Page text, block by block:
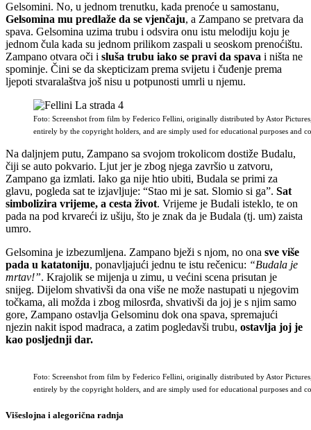
Gelsomini. No, u jednom trenutku, kada prenoće u samostanu,
Gelsomina mu predlaže da se vjenčaju, a Zampano se pretvara da
spava. Gelsomina uzima trubu i odsvira onu istu melodiju koju je
jednom čula kada su jednom prilikom zaspali u seoskom prenoćištu.
Zampano otvara oči i sluša trubu iako se pravi da spava i ništa ne
spominje. Čini se da skepticizam prema svijetu i čuđenje prema
ljepoti stvaralaštva još nisu u potpunosti umrli u njemu.
Foto: Screenshot from film by Federico Fellini, originally distributed by Astor
entirely by the copyright holders, and are simply used for educational purposes and
Na daljnjem putu, Zampano sa svojom trokolicom dostiže Budalu,
čiji se auto pokvario. Ljut jer je zbog njega završio u zatvoru,
Zampano ga izmlati. Iako ga nije htio ubiti, Budala se primi za
glavu, pogleda sat te izjavljuje: “Stao mi je sat. Slomio si ga”. Sat
simbolizira vrijeme, a cesta život. Vrijeme je Budali isteklo, te on
pada na pod krvareći iz ušiju, što je znak da je Budala (tj. um) zaista
umro.
Gelsomina je izbezumljena. Zampano bježi s njom, no ona sve više
pada u katatoniju, ponavljajući jednu te istu rečenicu: “Budala je
mrtav!”. Krajolik se mijenja u zimu, u većini scena prisutan je
snijeg. Dijelom shvativši da ona više ne može nastupati u njegovim
točkama, ali možda i zbog milosrđa, shvativši da joj je s njim samo
gore, Zampano ostavlja Gelsominu dok ona spava, spremajući
njezin nakit ispod madraca, a zatim pogledavši trubu, ostavlja joj je
kao posljednji dar.
Foto: Screenshot from film by Federico Fellini, originally distributed by Astor
entirely by the copyright holders, and are simply used for educational purposes and
Višeslojna i alegorična radnja